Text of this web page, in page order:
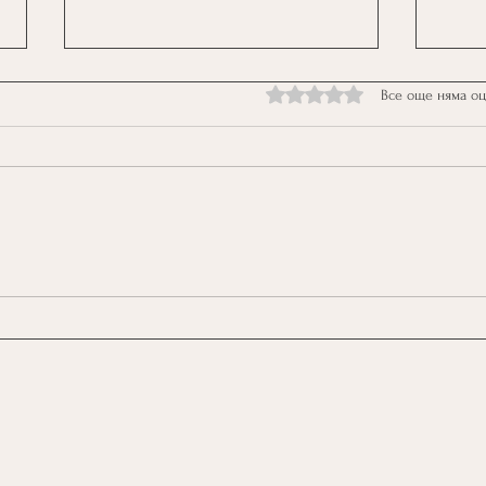
кръвно налягане
Оценено с 0 от 5 звезди.
Все още няма